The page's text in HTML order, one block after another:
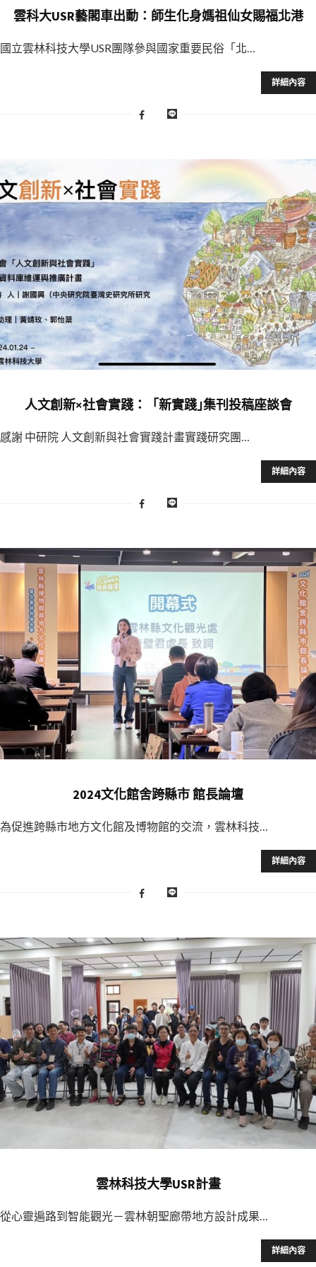
雲科大USR藝閣車出動：師生化身媽祖仙女賜福北港
國立雲林科技大學USR團隊參與國家重要民俗「北…
詳細內容
人文創新×社會實踐：「新實踐｣集刊投稿座談會
感謝 中研院 人文創新與社會實踐計畫實踐研究團…
詳細內容
2024文化館舍跨縣市 館長論壇
為促進跨縣市地方文化館及博物館的交流，雲林科技…
詳細內容
雲林科技大學USR計畫
從心靈遍路到智能觀光－雲林朝聖廊帶地方設計成果…
詳細內容